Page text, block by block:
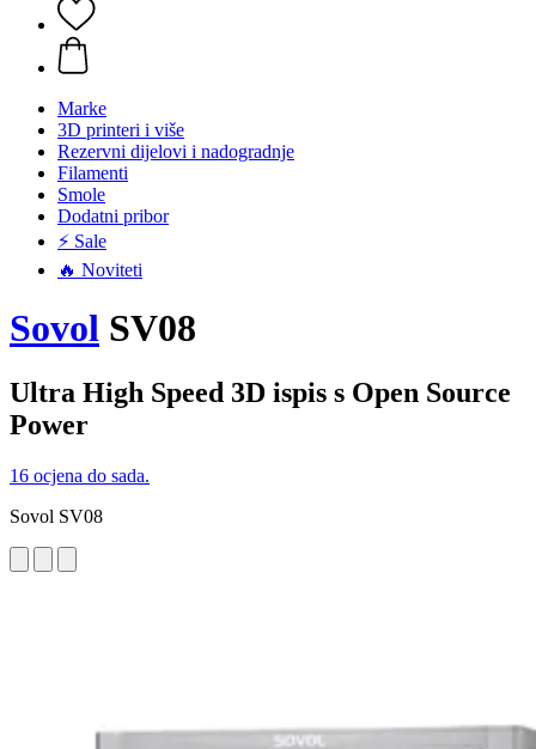
Marke
3D printeri i više
Rezervni dijelovi i nadogradnje
Filamenti
Smole
Dodatni pribor
⚡ Sale
🔥 Noviteti
Sovol SV08
Ultra High Speed 3D ispis s Open Source
Power
16 ocjena do sada.
Sovol SV08